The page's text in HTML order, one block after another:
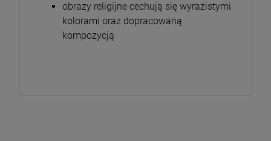
obrazy religijne cechują się wyrazistymi
kolorami oraz dopracowaną
kompozycją